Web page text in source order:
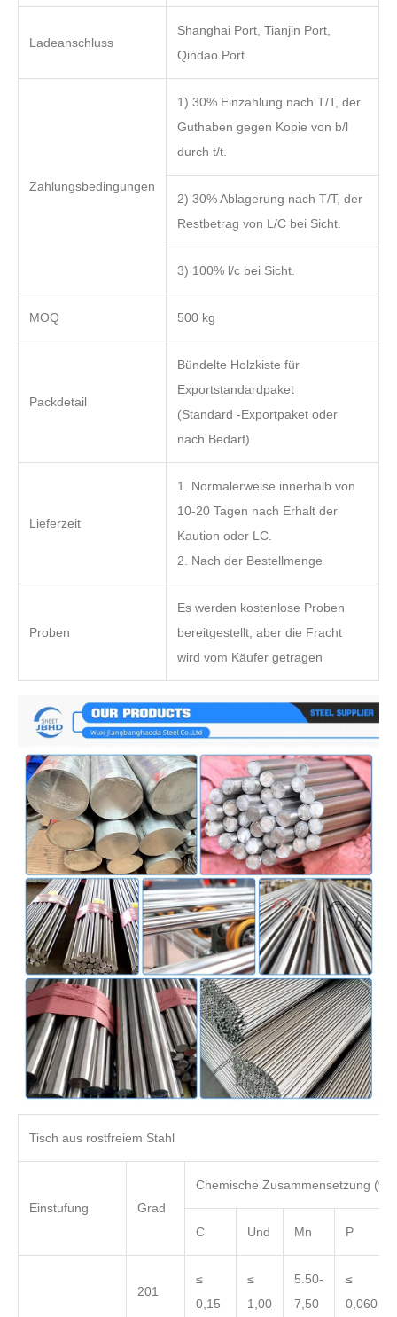
Ladeanschluss
Shanghai Port, Tianjin Port,
Qindao Port
Zahlungsbedingungen
1) 30% Einzahlung nach T/T, der
Guthaben gegen Kopie von b/l
durch t/t.
2) 30% Ablagerung nach T/T, der
Restbetrag von L/C bei Sicht.
3) 100% l/c bei Sicht.
MOQ 500 kg
Packdetail
Bündelte Holzkiste für
Exportstandardpaket
(Standard -Exportpaket oder
nach Bedarf)
Lieferzeit
1. Normalerweise innerhalb von
10-20 Tagen nach Erhalt der
Kaution oder LC.
2. Nach der Bestellmenge
Proben
Es werden kostenlose Proben
bereitgestellt, aber die Fracht
wird vom Käufer getragen
Tisch aus rostfreiem Stahl
Einstufung Grad
Chemische Zusammensetzung (%)
C Und Mn P
201
≤
0,15
≤
1,00
5.50-
7,50
≤
0,060